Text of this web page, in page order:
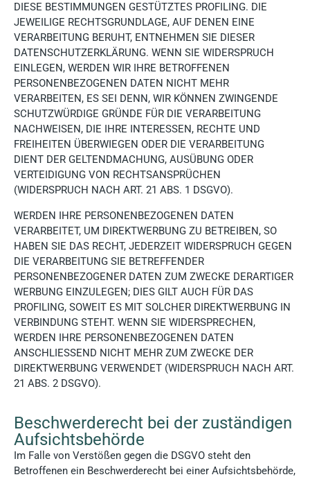
DIESE BESTIMMUNGEN GESTÜTZTES PROFILING. DIE
JEWEILIGE RECHTSGRUNDLAGE, AUF DENEN EINE
VERARBEITUNG BERUHT, ENTNEHMEN SIE DIESER
DATENSCHUTZERKLÄRUNG. WENN SIE WIDERSPRUCH
EINLEGEN, WERDEN WIR IHRE BETROFFENEN
PERSONENBEZOGENEN DATEN NICHT MEHR
VERARBEITEN, ES SEI DENN, WIR KÖNNEN ZWINGENDE
SCHUTZWÜRDIGE GRÜNDE FÜR DIE VERARBEITUNG
NACHWEISEN, DIE IHRE INTERESSEN, RECHTE UND
FREIHEITEN ÜBERWIEGEN ODER DIE VERARBEITUNG
DIENT DER GELTENDMACHUNG, AUSÜBUNG ODER
VERTEIDIGUNG VON RECHTSANSPRÜCHEN
(WIDERSPRUCH NACH ART. 21 ABS. 1 DSGVO).
WERDEN IHRE PERSONENBEZOGENEN DATEN
VERARBEITET, UM DIREKTWERBUNG ZU BETREIBEN, SO
HABEN SIE DAS RECHT, JEDERZEIT WIDERSPRUCH GEGEN
DIE VERARBEITUNG SIE BETREFFENDER
PERSONENBEZOGENER DATEN ZUM ZWECKE DERARTIGER
WERBUNG EINZULEGEN; DIES GILT AUCH FÜR DAS
PROFILING, SOWEIT ES MIT SOLCHER DIREKTWERBUNG IN
VERBINDUNG STEHT. WENN SIE WIDERSPRECHEN,
WERDEN IHRE PERSONENBEZOGENEN DATEN
ANSCHLIESSEND NICHT MEHR ZUM ZWECKE DER
DIREKTWERBUNG VERWENDET (WIDERSPRUCH NACH ART.
21 ABS. 2 DSGVO).
Beschwerde­recht bei der zuständigen
Aufsichts­behörde
Im Falle von Verstößen gegen die DSGVO steht den
Betroffenen ein Beschwerderecht bei einer Aufsichtsbehörde,